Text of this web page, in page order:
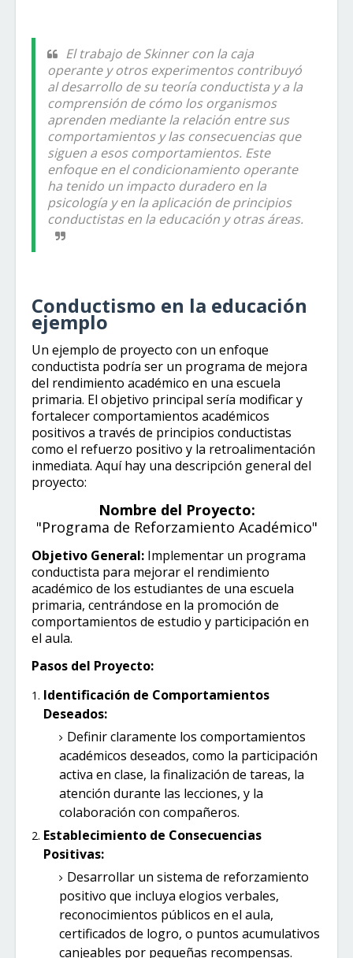
El trabajo de Skinner con la caja
operante y otros experimentos contribuyó
al desarrollo de su teoría conductista y a la
comprensión de cómo los organismos
aprenden mediante la relación entre sus
comportamientos y las consecuencias que
siguen a esos comportamientos. Este
enfoque en el condicionamiento operante
ha tenido un impacto duradero en la
psicología y en la aplicación de principios
conductistas en la educación y otras áreas.
Conductismo en la educación
ejemplo
Un ejemplo de proyecto con un enfoque
conductista podría ser un programa de mejora
del rendimiento académico en una escuela
primaria. El objetivo principal sería modificar y
fortalecer comportamientos académicos
positivos a través de principios conductistas
como el refuerzo positivo y la retroalimentación
inmediata. Aquí hay una descripción general del
proyecto:
Nombre del Proyecto:
"Programa de Reforzamiento Académico"
Objetivo General: Implementar un programa
conductista para mejorar el rendimiento
académico de los estudiantes de una escuela
primaria, centrándose en la promoción de
comportamientos de estudio y participación en
el aula.
Pasos del Proyecto:
Identificación de Comportamientos
Deseados:
Definir claramente los comportamientos
académicos deseados, como la participación
activa en clase, la finalización de tareas, la
atención durante las lecciones, y la
colaboración con compañeros.
Establecimiento de Consecuencias
Positivas:
Desarrollar un sistema de reforzamiento
positivo que incluya elogios verbales,
reconocimientos públicos en el aula,
certificados de logro, o puntos acumulativos
canjeables por pequeñas recompensas.